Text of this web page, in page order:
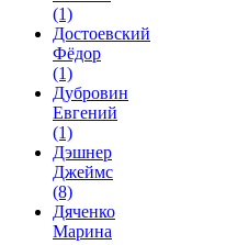
(1)
Достоевский
Фёдор
(1)
Дубровин
Евгений
(1)
Дэшнер
Джеймс
(8)
Дяченко
Марина